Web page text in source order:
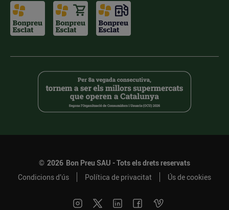
© 2026 Bon Preu SAU - Tots els drets reservats
Condicions d’ús
Política de privacitat Ús de cookies